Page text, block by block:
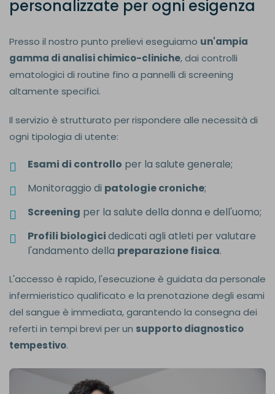
personalizzate per ogni esigenza
Presso il nostro punto prelievi eseguiamo un'ampia
gamma di analisi chimico-cliniche, dai controlli
ematologici di routine fino a pannelli di screening
altamente specifici.
Il servizio è strutturato per rispondere alle necessità di
ogni tipologia di utente:
Esami di controllo per la salute generale;
Monitoraggio di patologie croniche;
Screening per la salute della donna e dell'uomo;
Profili biologicidedicati agli atleti per valutare
l'andamento della preparazione fisica.
L'accesso è rapido, l'esecuzione è guidata da personale
infermieristico qualificato e la prenotazione degli esami
del sangue è immediata, garantendo la consegna dei
referti in tempi brevi per un supporto diagnostico
tempestivo.